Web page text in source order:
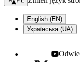
English (EN)
Українська (UA)
Youtube -